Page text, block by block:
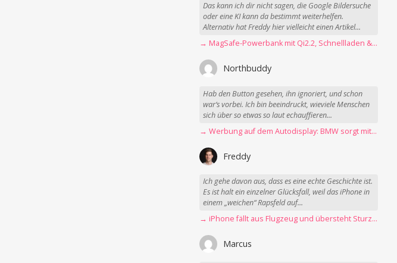
Das kann ich dir nicht sagen, die Google Bildersuche
oder eine KI kann da bestimmt weiterhelfen.
Alternativ hat Freddy hier vielleicht einen Artikel...
→ MagSafe-Powerbank mit Qi2.2, Schnellladen & USB-C-Kabel angeschaut
Northbuddy
Hab den Button gesehen, ihn ignoriert, und schon
war‘s vorbei. Ich bin beeindruckt, wieviele Menschen
sich über so etwas so laut echauffieren...
→ Werbung auf dem Autodisplay: BMW sorgt mit Spider-Man-Werbung für scharfe Kritik
Freddy
Ich gehe davon aus, dass es eine echte Geschichte ist.
Es ist halt ein einzelner Glücksfall, weil das iPhone in
einem „weichen“ Rapsfeld auf...
→ iPhone fällt aus Flugzeug und übersteht Sturz unbeschadet
Marcus